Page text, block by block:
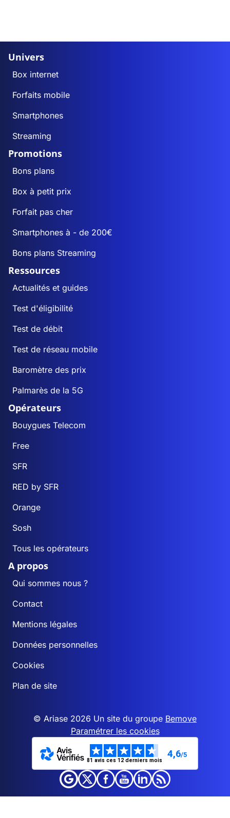
Univers
Box internet
Forfaits mobile
Smartphones
Streaming
Promotions
Bons plans
Box à petit prix
Forfait pas cher
Smartphones à - de 200€
Bons plans Streaming
Ressources
Actualités et guides
Test d'éligibilité
Test de débit
Test de réseau mobile
Baromètre des prix
Palmarès de la 5G
Opérateurs
Bouygues Telecom
Free
SFR
RED by SFR
Orange
Sosh
Tous les opérateurs
A propos
Qui sommes nous ?
Contact
Mentions légales
Données personnelles
Cookies
Plan de site
© Ariase 2026 Un site du groupe Bemove
Paramétrer les cookies
81 avis ces 12 derniers mois
4,6/5